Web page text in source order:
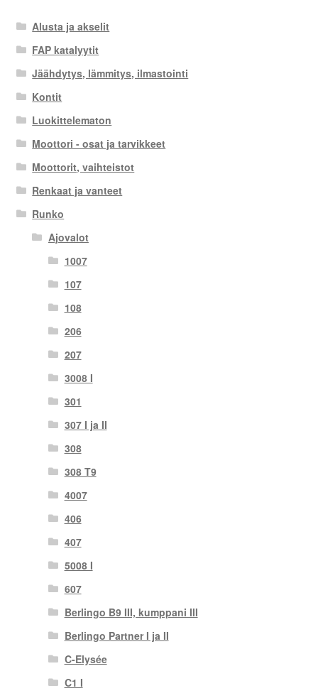
Alusta ja akselit
FAP katalyytit
Jäähdytys, lämmitys, ilmastointi
Kontit
Luokittelematon
Moottori - osat ja tarvikkeet
Moottorit, vaihteistot
Renkaat ja vanteet
Runko
Ajovalot
1007
107
108
206
207
3008 I
301
307 I ja II
308
308 T9
4007
406
407
5008 I
607
Berlingo B9 III, kumppani III
Berlingo Partner I ja II
C-Elysée
C1 I